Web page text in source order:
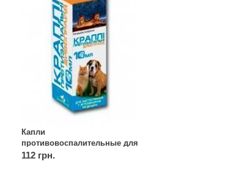
Капли
противовоспалительные для
глаз и носа, 10 мл,
112 грн.